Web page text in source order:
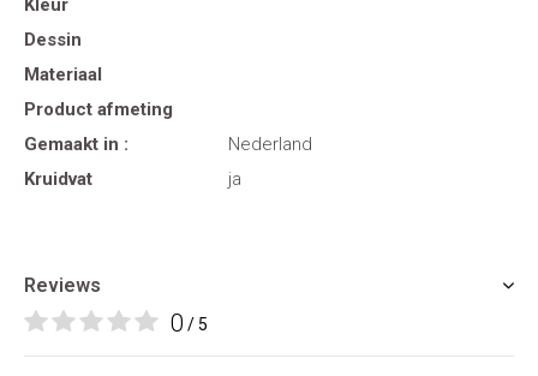
Kleur
Dessin
Materiaal
Product afmeting
Gemaakt in :
Nederland
Kruidvat
ja
Reviews
0 / 5